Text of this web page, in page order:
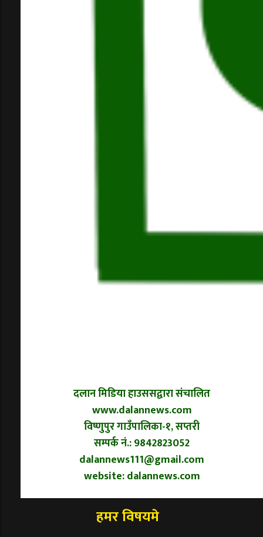
दलान मिडिया हाउससद्वारा संचालित
www.dalannews.com
विष्णुपुर गाउँपालिका-१, सप्तरी
सम्पर्क नं.: 9842823052
dalannews111@gmail.com
website: dalannews.com
हमर विषयमे